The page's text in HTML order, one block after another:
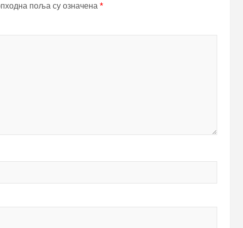
поља су означена *